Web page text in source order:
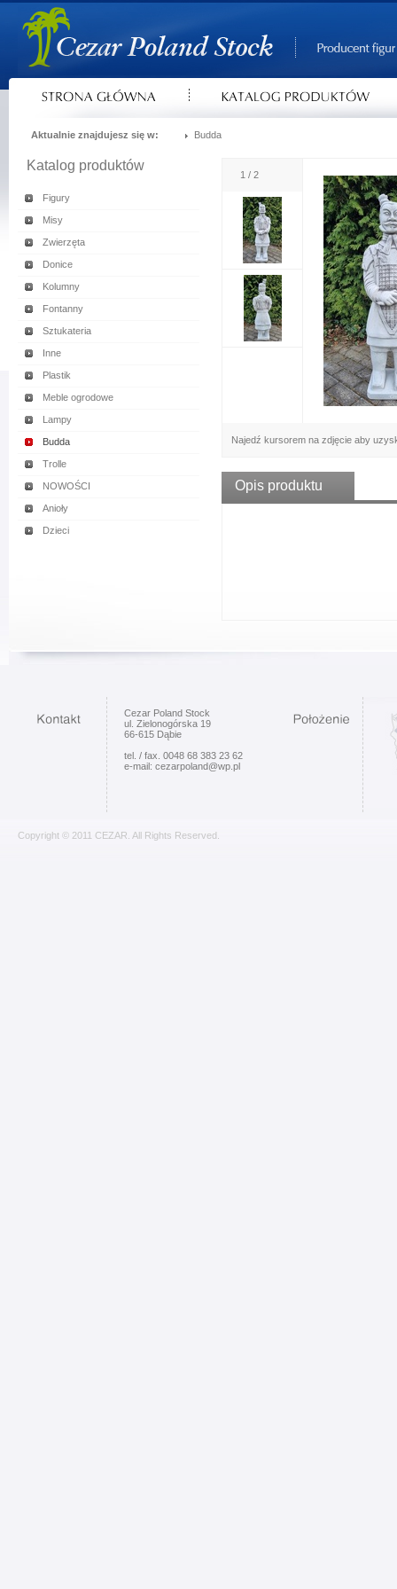
Aktualnie znajdujesz się w: Budda
Katalog produktów
Figury
Misy
Zwierzęta
Donice
Kolumny
Fontanny
Sztukateria
Inne
Plastik
Meble ogrodowe
Lampy
Budda
Trolle
NOWOŚCI
Anioły
Dzieci
1 / 2
Najedź kursorem na zdjęcie aby
Opis produktu
Cezar Poland Stock
ul. Zielonogórska 19
66-615 Dąbie
tel. / fax. 0048 68 383 23 62
e-mail: cezarpoland@wp.pl
Copyright © 2011 CEZAR. All Rights Reserved.